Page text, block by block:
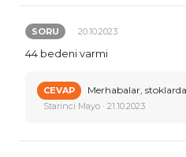
SORU 20.10.2023
44 bedeni varmi
CEVAP Merhabalar,
Starinci Mayo · 21.10.2023